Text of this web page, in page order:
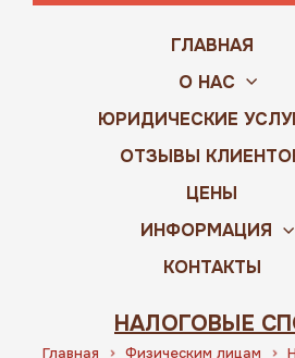
ГЛАВНАЯ
О НАС
ЮРИДИЧЕСКИЕ
ОТЗЫВЫ
ЦЕНЫ
ИНФОРМАЦИЯ
КОНТАКТЫ
Главная Физическим лицам
НАЛОГОВЫЕ